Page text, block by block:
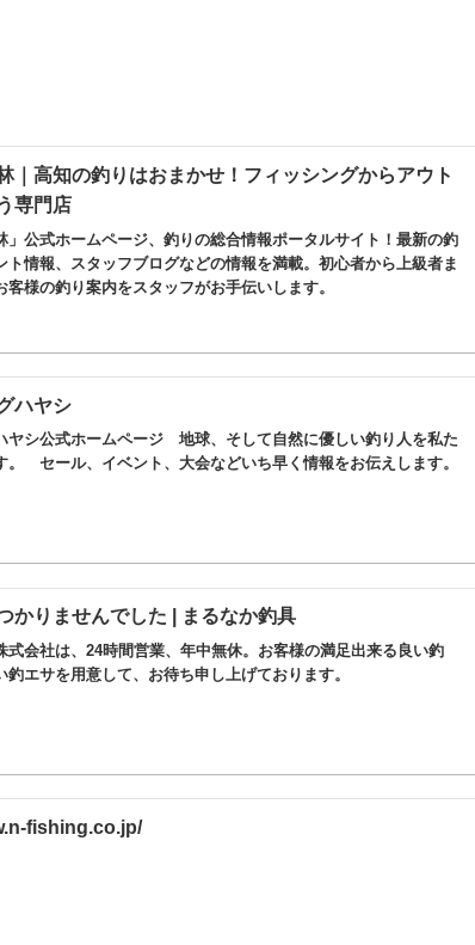
｜高知の釣りはおまかせ！フィッシングからアウト
専門店
」公式ホームページ、釣りの総合情報ポータルサイト！最新の釣
ト情報、スタッフブログなどの情報を満載。初心者から上級者ま
客様の釣り案内をスタッフがお手伝いします。
ハヤシ
ヤシ公式ホームページ 地球、そして自然に優しい釣り人を私た
。 セール、イベント、大会などいち早く情報をお伝えします。
かりませんでした | まるなか釣具
式会社は、24時間営業、年中無休。お客様の満足出来る良い釣
釣エサを用意して、お待ち申し上げております。
fishing.co.jp/